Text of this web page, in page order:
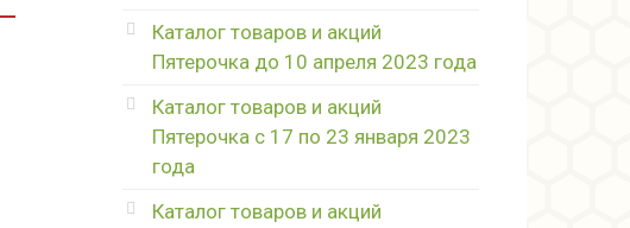
Каталог товаров и акций
Пятерочка до 10 апреля 2023 года
Каталог товаров и акций
Пятерочка с 17 по 23 января 2023
года
Каталог товаров и акций